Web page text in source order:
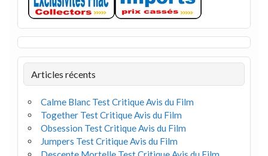
Articles récents
Calme Blanc Test Critique Avis du Film
Together Test Critique Avis du Film
Obsession Test Critique Avis du Film
Jumpers Test Critique Avis du Film